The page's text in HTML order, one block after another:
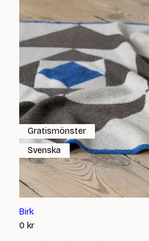
Birk
0 kr
Gratismönster
Svenska